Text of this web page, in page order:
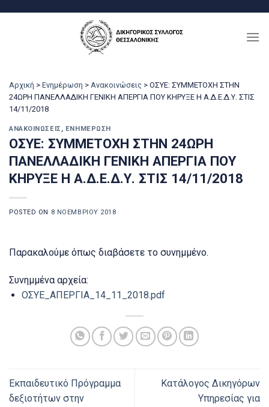
Αρχική > Ενημέρωση > Ανακοινώσεις > ΟΣΥΕ: ΣΥΜΜΕΤΟΧΗ ΣΤΗΝ
24ΩΡΗ ΠΑΝΕΛΛΑΔΙΚΗ ΓΕΝΙΚΗ ΑΠΕΡΓΙΑ ΠΟΥ ΚΗΡΥΞΕ Η Α.Δ.Ε.Δ.Υ. ΣΤΙΣ
14/11/2018
ΑΝΑΚΟΙΝΏΣΕΙΣ , ΕΝΗΜΈΡΩΣΗ
ΟΣΥΕ: ΣΥΜΜΕΤΟΧΗ ΣΤΗΝ 24ΩΡΗ
ΠΑΝΕΛΛΑΔΙΚΗ ΓΕΝΙΚΗ ΑΠΕΡΓΙΑ ΠΟΥ
ΚΗΡΥΞΕ Η Α.Δ.Ε.Δ.Υ. ΣΤΙΣ 14/11/2018
POSTED ON 8 ΝΟΕΜΒΡΊΟΥ 2018
Παρακαλούμε όπως διαβάσετε το συνημμένο.
Συνημμένα αρχεία:
ΟΣΥΕ_ΑΠΕΡΓΙΑ_14_11_2018.pdf
Εκπαιδευτικό Πρόγραμμα
δεξιοτήτων στην
Κατάλογος Δικηγόρων
Υπηρεσίας για